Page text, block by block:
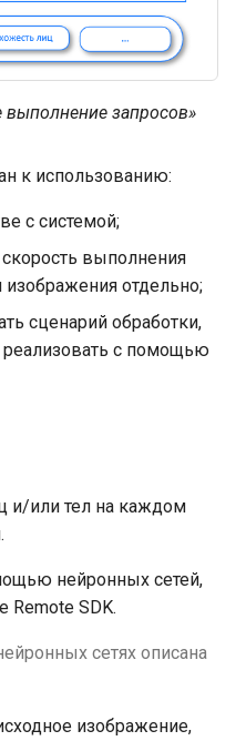
выполнение запросов»
к использованию:
с системой;
скорость выполнения
изображения отдельно;
сценарий обработки,
реализовать с помощью
и/или тел на каждом
нейронных сетей,
Remote SDK.
сетях описана
изображение,